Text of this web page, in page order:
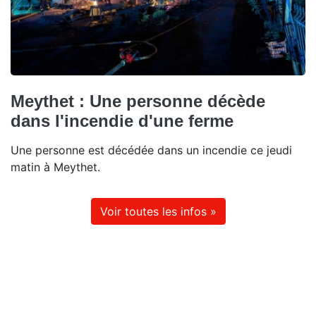
Meythet : Une personne décède
dans l'incendie d'une ferme
Une personne est décédée dans un incendie ce jeudi
matin à Meythet.
Voir toutes les infos »